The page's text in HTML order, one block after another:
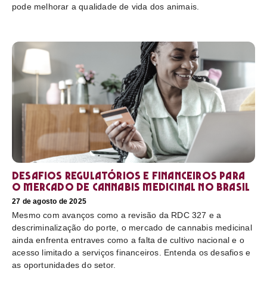
pode melhorar a qualidade de vida dos animais.
Desafios regulatórios e financeiros para
o mercado de cannabis medicinal no Brasil
27 de agosto de 2025
Mesmo com avanços como a revisão da RDC 327 e a
descriminalização do porte, o mercado de cannabis medicinal
ainda enfrenta entraves como a falta de cultivo nacional e o
acesso limitado a serviços financeiros. Entenda os desafios e
as oportunidades do setor.